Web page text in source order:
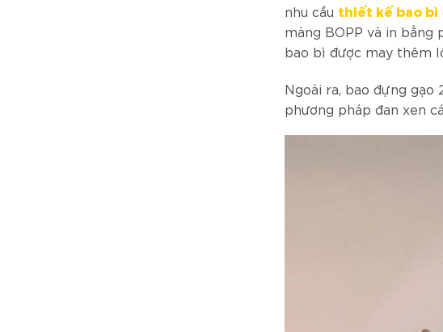
nhu cầu thiết kế bao bì
màng BOPP và in
bao bì được may thêm
Ngoài ra, bao đựng gạo
phương pháp đan xen